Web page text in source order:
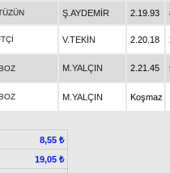
Ş.AYDEMİR 2.19.93
V.TEKİN 2.20.18
M.YALÇIN 2.21.45
M.YALÇIN Koşmaz
8,55 ₺
19,05 ₺